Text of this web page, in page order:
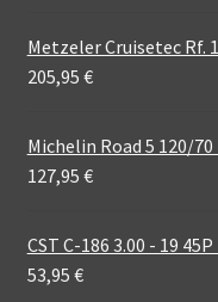
Metzeler Cruisetec Rf.
205,95 €
Michelin Road 5 120/
127,95 €
CST C-186 3.00 - 19
53,95 €